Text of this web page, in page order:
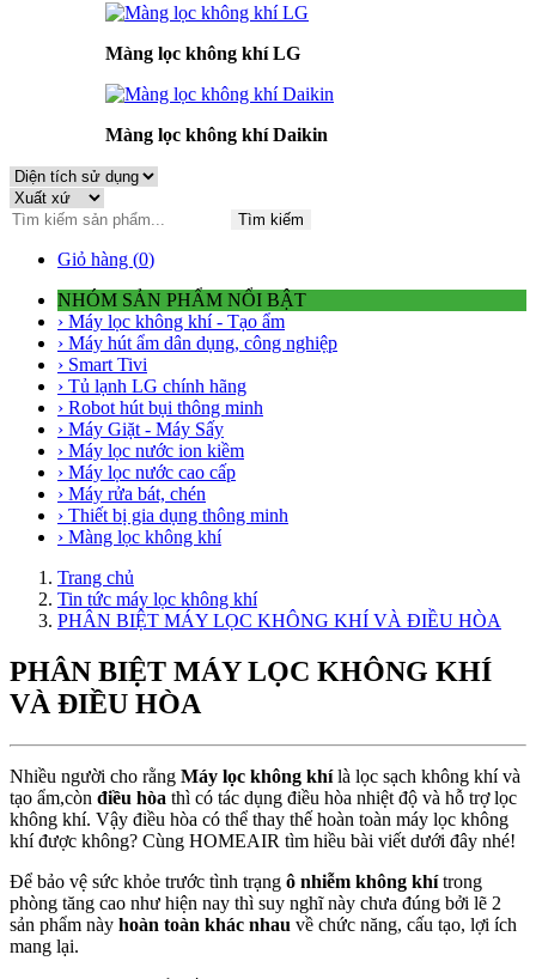
Màng lọc không khí LG
Màng lọc không khí Daikin
Tìm kiếm
Giỏ hàng (0)
NHÓM SẢN PHẨM NỔI BẬT
› Máy lọc không khí - Tạo ẩm
› Máy hút ẩm dân dụng, công nghiệp
› Smart Tivi
› Tủ lạnh LG chính hãng
› Robot hút bụi thông minh
› Máy Giặt - Máy Sấy
› Máy lọc nước ion kiềm
› Máy lọc nước cao cấp
› Máy rửa bát, chén
› Thiết bị gia dụng thông minh
› Màng lọc không khí
Trang chủ
Tin tức máy lọc không khí
PHÂN BIỆT MÁY LỌC KHÔNG KHÍ VÀ ĐIỀU HÒA
PHÂN BIỆT MÁY LỌC KHÔNG KHÍ
VÀ ĐIỀU HÒA
Nhiều người cho rằng Máy lọc không khílà lọc sạch không khí và
tạo ẩm,còn điều hòa thì có tác dụng điều hòa nhiệt độ và hỗ trợ lọc
không khí. Vậy điều hòa có thể thay thế hoàn toàn máy lọc không
khí được không? Cùng HOMEAIR tìm hiều bài viết dưới đây nhé!
Để bảo vệ sức khỏe trước tình trạng ô nhiễm không khítrong
phòng tăng cao như hiện nay thì suy nghĩ này chưa đúng bởi lẽ 2
sản phẩm này hoàn toàn khác nhau về chức năng, cấu tạo, lợi ích
mang lại.